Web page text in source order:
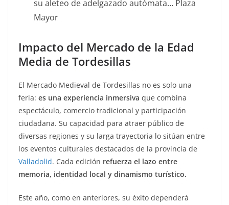
su aleteo de adelgazado autómata… Plaza
Mayor
Impacto del Mercado de la Edad
Media de Tordesillas
El Mercado Medieval de Tordesillas no es solo una
feria: es una experiencia inmersiva que combina
espectáculo, comercio tradicional y participación
ciudadana. Su capacidad para atraer público de
diversas regiones y su larga trayectoria lo sitúan entre
los eventos culturales destacados de la provincia de
Valladolid. Cada edición refuerza el lazo entre
memoria, identidad local y dinamismo turístico.
Este año, como en anteriores, su éxito dependerá